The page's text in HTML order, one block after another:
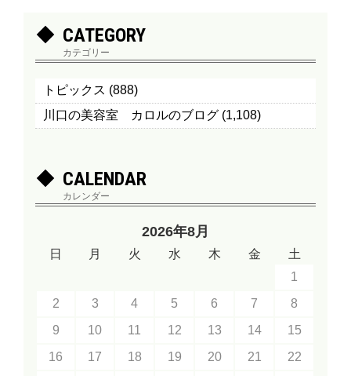
CATEGORY
カテゴリー
トピックス (888)
川口の美容室 カロルのブログ (1,108)
CALENDAR
カレンダー
2026年8月
日 月 火 水 木 金
土
1
2
3 4 5 6 7
8
9
10 11 12 13 14
15
16
17 18 19 20 21
22